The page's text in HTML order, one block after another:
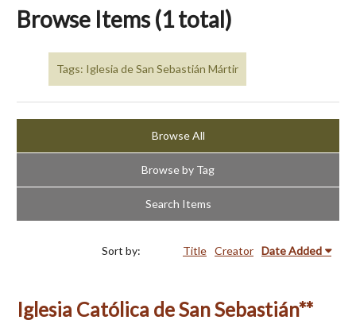
Browse Items (1 total)
Tags: Iglesia de San Sebastián Mártir
Browse All
Browse by Tag
Search Items
Sort by: Title Creator Date Added
Iglesia Católica de San Sebastián**